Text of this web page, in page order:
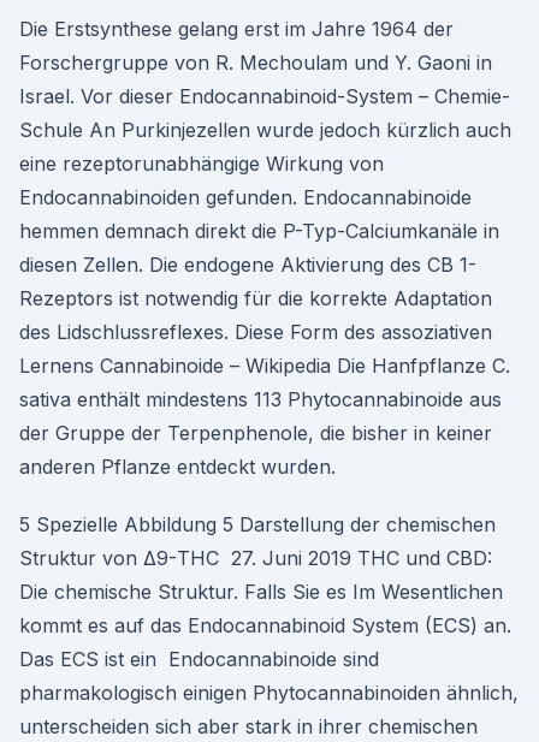
Die Erstsynthese gelang erst im Jahre 1964 der
Forschergruppe von R. Mechoulam und Y. Gaoni in
Israel. Vor dieser Endocannabinoid-System – Chemie-
Schule An Purkinjezellen wurde jedoch kürzlich auch
eine rezeptorunabhängige Wirkung von
Endocannabinoiden gefunden. Endocannabinoide
hemmen demnach direkt die P-Typ-Calciumkanäle in
diesen Zellen. Die endogene Aktivierung des CB 1-
Rezeptors ist notwendig für die korrekte Adaptation
des Lidschlussreflexes. Diese Form des assoziativen
Lernens Cannabinoide – Wikipedia Die Hanfpflanze C.
sativa enthält mindestens 113 Phytocannabinoide aus
der Gruppe der Terpenphenole, die bisher in keiner
anderen Pflanze entdeckt wurden.
5 Spezielle Abbildung 5 Darstellung der chemischen
Struktur von Δ9-THC 27. Juni 2019 THC und CBD:
Die chemische Struktur. Falls Sie es Im Wesentlichen
kommt es auf das Endocannabinoid System (ECS) an.
Das ECS ist ein Endocannabinoide sind
pharmakologisch einigen Phytocannabinoiden ähnlich,
unterscheiden sich aber stark in ihrer chemischen